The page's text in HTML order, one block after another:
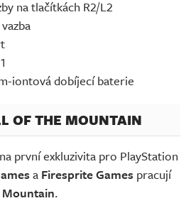
na tlačítkách R2/L2
iontová dobíjecí baterie
OF THE MOUNTAIN
první exkluzivita pro PlayStation
a Firesprite Games pracují
.